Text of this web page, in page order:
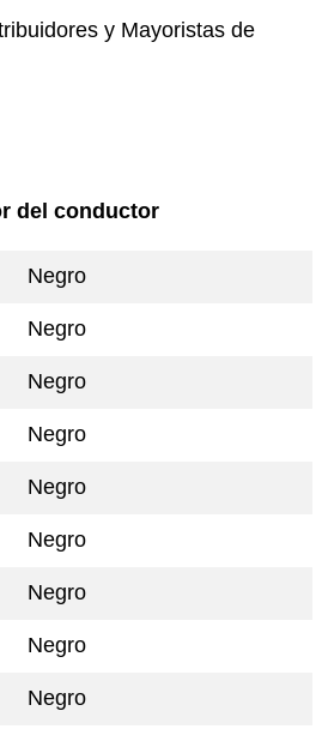
y Mayoristas de
del conductor
Negro
Negro
Negro
Negro
Negro
Negro
Negro
Negro
Negro